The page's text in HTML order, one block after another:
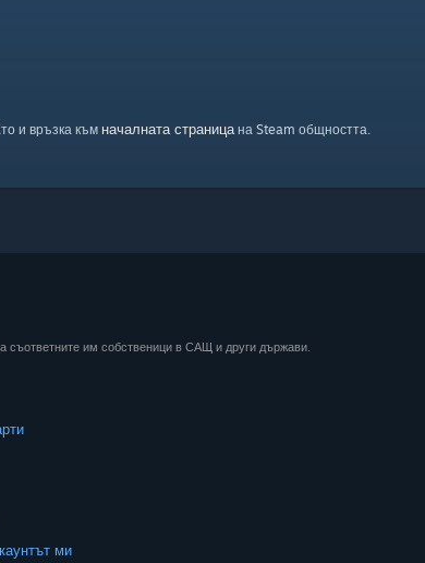
и връзка към началната страницана Steam общността.
съответните им собственици в САЩ и други държави.
ми